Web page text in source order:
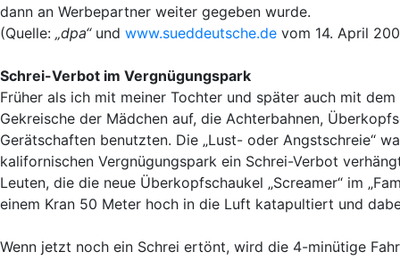
dann an Werbepartner weiter gegeben wurde.
(Quelle: „dpa“und www.sueddeutsche.de vom 14. April
Schrei-Verbot im Vergnügungspark
Früher als ich mit meiner Tochter und später auch mit
Gekreische der Mädchen auf, die Achterbahnen,
Gerätschaften benutzten. Die „Lust- oder Angstschreie“
kalifornischen Vergnügungspark ein Schrei-Verbot
Leuten, die die neue Überkopfschaukel „Screamer“ im
einem Kran 50 Meter hoch in die Luft katapultiert und
Wenn jetzt noch ein Schrei ertönt, wird die 4-minütige